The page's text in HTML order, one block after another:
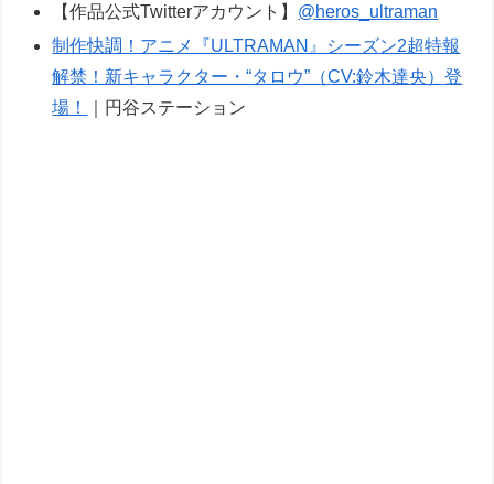
【作品公式Twitterアカウント】 @heros_ultraman
制作快調！アニメ『ULTRAMAN』シーズン2超特報
解禁！新キャラクター・“タロウ”（CV:鈴木達央）登
場！
｜円谷ステーション